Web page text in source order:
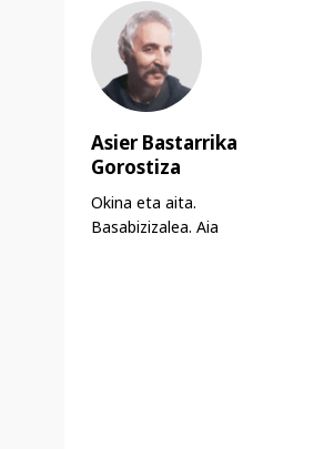
Asier Bastarrika
Gorostiza
Okina eta aita.
Basabizizalea. Aia